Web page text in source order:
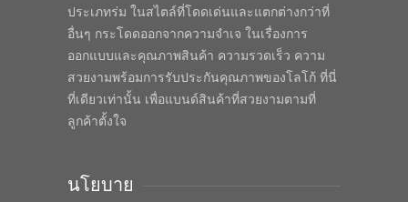
ประเภทร่ม ในสไตล์ที่โดดเด่นและแตกต่างกว่าที่
อื่นๆ กระโดดออกจากความจำเจ ในเรื่องการ
ออกแบบและคุณภาพสินค้า ความรวดเร็ว ความ
สวยงามพร้อมการรับประกันคุณภาพของโลโก้ ที่นี่
ที่เดียวเท่านั้น เพื่อแบนด์สินค้าที่สวยงามตามที่
ลูกค้าตั้งใจ
นโยบาย